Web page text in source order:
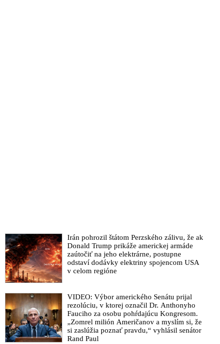
VIDEO: Covid očkování je globální časovaná bomba, říká
německý právník Reiner Fuellmich
WHO začala couvat: Děti by prozatím neměly být očkovány!
Budou se doporučením politici řídit, anebo budou dál trvat na
očkování 12-letých a dokonce i mladších dětí?
VIDEO: Po očkování mi zemřela sestra. Příčiny uvedené v
předběžné zprávě nedávají smysl, říka muž o smrtící vakcíně
proti koronaviru
Slovenskí odborníci vyzývajú na dôsledné dodržiavanie
ľudských práv v súvislosti s očkovaním: „Je neprípustné, aby
Irán pohrozil štátom Perzského zálivu, že ak
Donald Trump prikáže americkej armáde
zaútočiť na jeho elektrárne, postupne
odstaví dodávky elektriny spojencom USA
v celom regióne
VIDEO: Výbor amerického Senátu prijal
rezolúciu, v ktorej označil Dr. Anthonyho
Fauciho za osobu pohŕdajúcu Kongresom.
„Zomrel milión Američanov a myslím si, že
si zaslúžia poznať pravdu,“ vyhlásil senátor
Rand Paul